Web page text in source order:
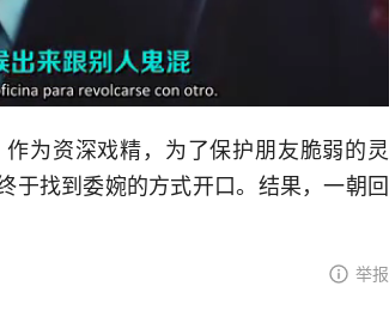
为资深戏精，为了保护朋友脆弱的灵
于找到委婉的方式开口。结果，一朝回
举报